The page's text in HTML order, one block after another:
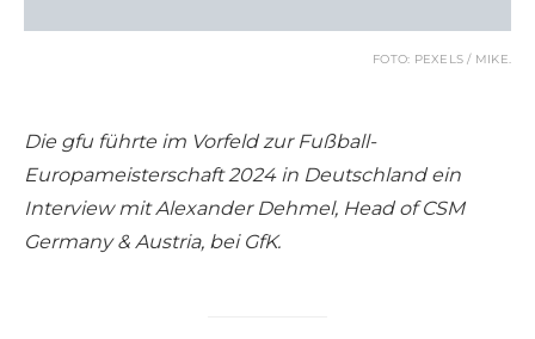
FOTO: PEXELS / MIKE.
Die gfu führte im Vorfeld zur Fußball-
Europameisterschaft 2024 in Deutschland ein
Interview mit Alexander Dehmel, Head of CSM
Germany & Austria, bei GfK.